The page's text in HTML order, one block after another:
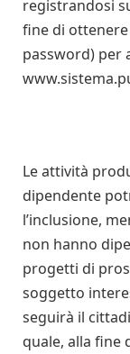
registrandosi
fine di
password) per
Le attività
dipendente
l’inclusione,
non hanno
progetti di
soggetto
seguirà il
quale, alla fine